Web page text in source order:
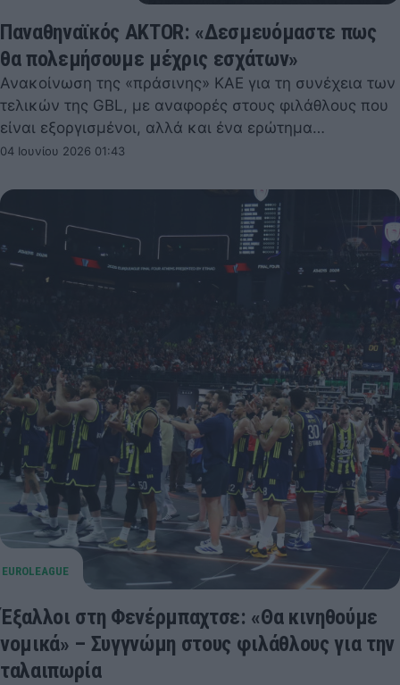
Παναθηναϊκός AKTOR: «Δεσμευόμαστε πως
θα πολεμήσουμε μέχρις εσχάτων»
Ανακοίνωση της «πράσινης» ΚΑΕ για τη συνέχεια των
τελικών της GBL, με αναφορές στους φιλάθλους που
είναι εξοργισμένοι, αλλά και ένα ερώτημα…
04 Ιουνίου 2026 01:43
Έξαλλοι στη Φενέρμπαχτσε: «Θα κινηθούμε
νομικά» – Συγγνώμη στους φιλάθλους για την
ταλαιπωρία